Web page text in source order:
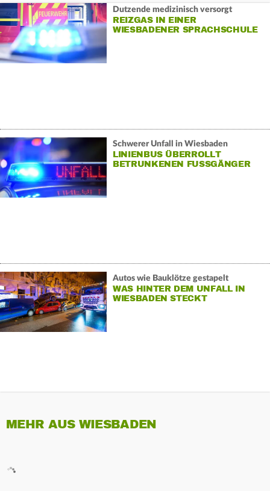
Dutzende medizinisch versorgt
REIZGAS IN EINER
WIESBADENER SPRACHSCHULE
Schwerer Unfall in Wiesbaden
LINIENBUS ÜBERROLLT
BETRUNKENEN FUSSGÄNGER
Autos wie Bauklötze gestapelt
WAS HINTER DEM UNFALL IN
WIESBADEN STECKT
MEHR AUS WIESBADEN